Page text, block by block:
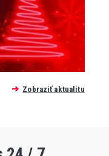
Zobraziť aktualitu